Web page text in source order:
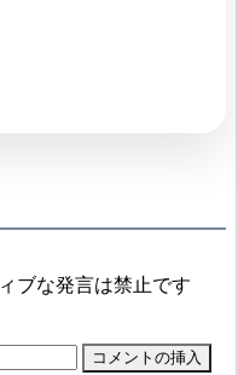
ブな発言は禁止です